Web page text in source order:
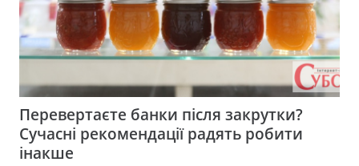
Перевертаєте банки після закрутки?
Сучасні рекомендації радять робити
інакше